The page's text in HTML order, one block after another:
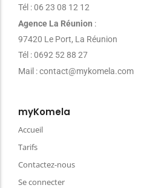
Tél : 06 23 08 12 12
Agence La Réunion :
97420 Le Port, La Réunion
Tél : 0692 52 88 27
Mail : contact@mykomela.com
myKomela
Accueil
Tarifs
Contactez-nous
Se connecter